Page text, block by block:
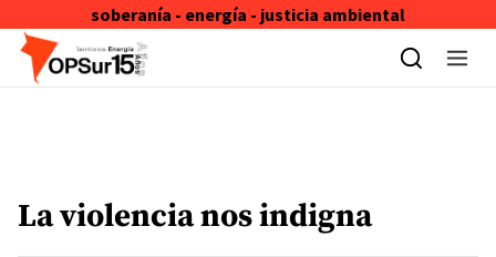
soberanía - energía - justicia ambiental
Skip to content
La violencia nos indigna